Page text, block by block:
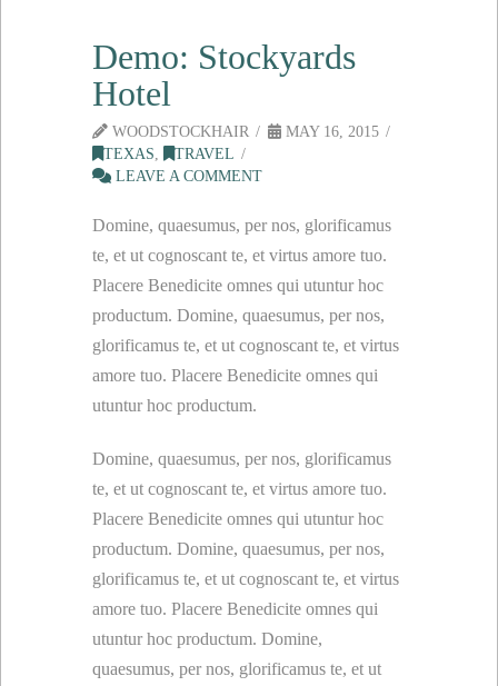
Demo: Stockyards
Hotel
WOODSTOCKHAIR
MAY 16, 2015
TEXAS
TRAVEL
LEAVE A COMMENT
Domine, quaesumus, per nos, glorificamus
te, et ut cognoscant te, et virtus amore tuo.
Placere Benedicite omnes qui utuntur hoc
productum. Domine, quaesumus, per nos,
glorificamus te, et ut cognoscant te, et virtus
amore tuo. Placere Benedicite omnes qui
utuntur hoc productum.
Domine, quaesumus, per nos, glorificamus
te, et ut cognoscant te, et virtus amore tuo.
Placere Benedicite omnes qui utuntur hoc
productum. Domine, quaesumus, per nos,
glorificamus te, et ut cognoscant te, et virtus
amore tuo. Placere Benedicite omnes qui
utuntur hoc productum. Domine,
quaesumus, per nos, glorificamus te, et ut